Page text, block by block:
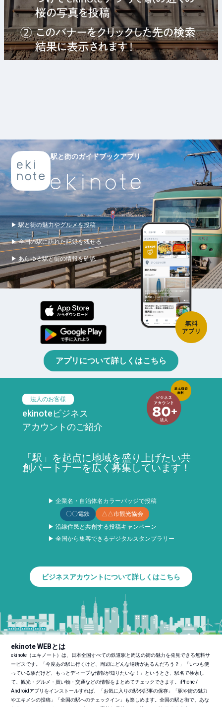
駅と街のガイドブックアプリ
▶ 駅と街の魅力やグルメを投稿
▶ 全国の駅に訪れた記録を残せる
▶ あらゆる駅と街の情報を確認
アプリについて詳しくはこちら
法人のお客様
ekinoteビジネス
アカウントのご紹介
「駅」を起点に地域を盛り上げたい共
創パートナーを広く募集しています！
▶ 企業名・自治体名カラーバッジで投稿
〇〇電鉄
△△市観光協会
▶ 沿線住民と共創する投稿キャンペーン
▶ 全国から集客できるデジタルスタンプラリー
ビジネスアカウントについて詳しくはこちら
ekinote WEBとは
ekinote（エキノート）は、日本全国すべての鉄道駅と周辺の街の魅力を発見できる無料サ
ービスです。「今度あの駅に行くけど、周辺にどんな場所があるんだろう？」「いつも使
っている駅だけど、もっとディープな情報が知りたいな！」というとき、駅名で検索し
て、観光・グルメ・買い物・交通などの情報をまとめてチェックできます。iPhone /
Androidアプリをインストールすれば、「お気に入りの駅や記事の保存」「駅や街の魅力
やエキメシの投稿」「全国の駅へのチェックイン」も楽しめます。全国の駅と街で、あな